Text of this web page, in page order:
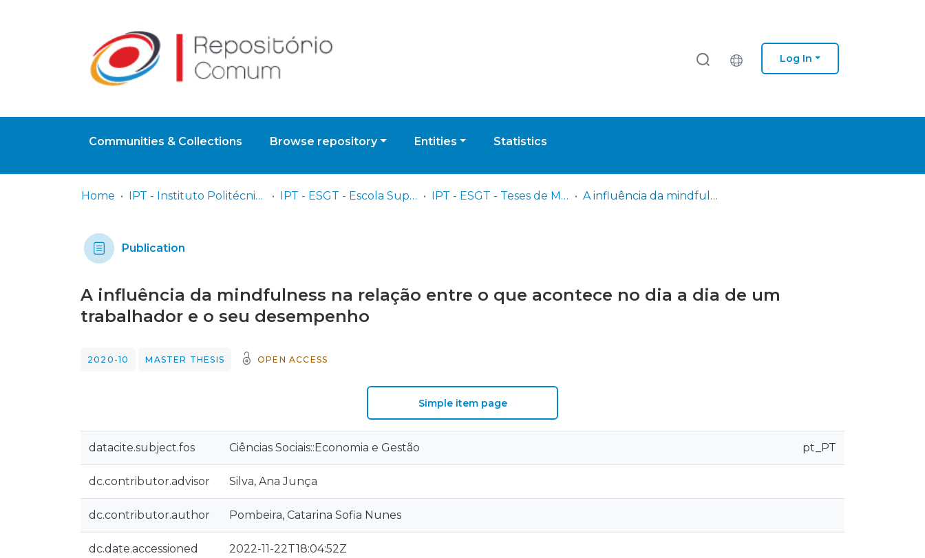
Log In
Communities & Collections Browse repository Entities Statistics
Home IPT - Instituto Politécnico de Tomar IPT - ESGT - Escola Superior de Gestão de Tomar IPT - ESGT - Teses de Mestrado ou Doutoramento A influência da mindfulness na relação entre o que acontece no dia a dia de um trabalhador e o seu desempenho
Publication
A influência da mindfulness na relação entre o que acontece no dia a dia de um
trabalhador e o seu desempenho
2020-10 MASTER THESIS OPEN ACCESS
Simple item page
datacite.subject.fos Ciências Sociais::Economia e Gestão pt_PT
dc.contributor.advisor Silva, Ana Junça
dc.contributor.author Pombeira, Catarina Sofia Nunes
dc.date.accessioned 2022-11-22T18:04:52Z